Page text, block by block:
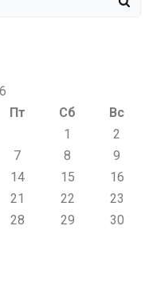
Пт Сб
Вс
1
2
7 8
9
14 15
16
21 22
23
28 29
30